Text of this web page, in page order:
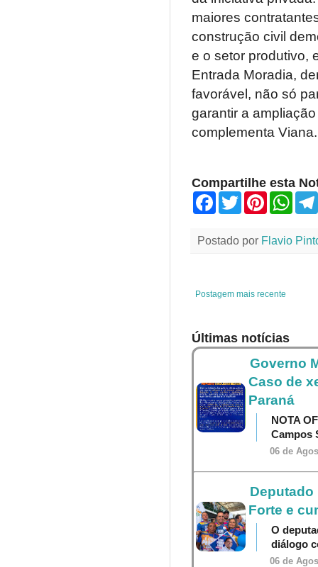
maiores
construção civil
e o setor produtivo,
Entrada Moradia,
favorável, não só
garantir a
complementa Viana.
Compartilhe esta
F
b
T
w
P
e
W
s
Postado por Flavio
Postagem mais recente
Últimas notícias
Governo
Caso de
Paraná
NOTA
Campos
06 de
Forte e
O
diálogo
06 de